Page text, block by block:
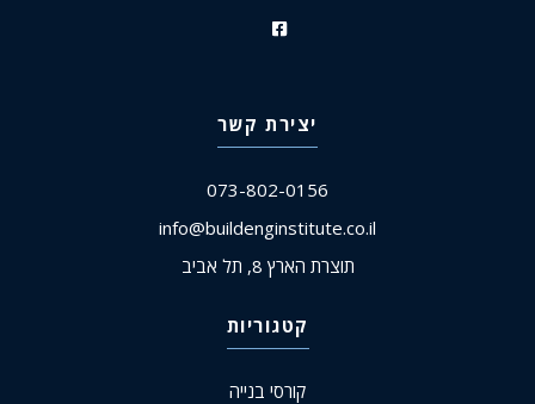
יצירת קשר
073-802-0156
info@buildenginstitute.co.il
תוצרת הארץ 8, תל אביב
קטגוריות
קורסי בנייה